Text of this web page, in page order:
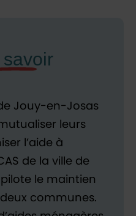
Jouy-en-Josas
leurs
l’aide à
de la ville de
le maintien
communes.